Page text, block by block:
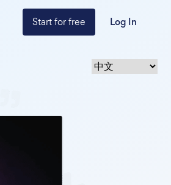
Start for free Log In